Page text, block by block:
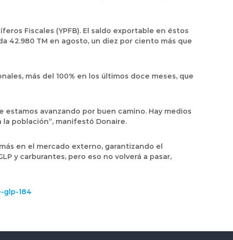
Fiscales (YPFB). El saldo exportable en éstos
42.980 TM en agosto, un diez por ciento más que
más del 100% en los últimos doce meses, que
avanzando por buen camino. Hay medios
población”, manifestó Donaire.
en el mercado externo, garantizando el
y carburantes, pero eso no volverá a pasar,
glp-184